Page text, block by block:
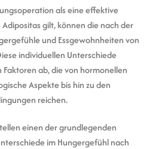
als eine effektive
gilt, können die nach der
und Essgewohnheiten von
individuellen Unterschiede
ab, die von hormonellen
Aspekte bis hin zu den
reichen.
einen der grundlegenden
im Hungergefühl nach